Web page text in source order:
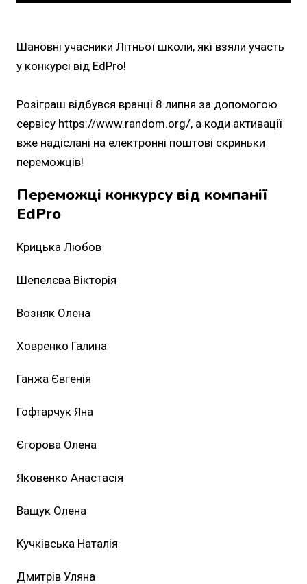
Шановні учасники Літньої школи, які взяли участь
у конкурсі від EdPro!
Розіграш відбувся вранці 8 липня за допомогою
сервісу https://www.random.org/, а коди активації
вже надіслані на електронні поштові скриньки
переможців!
Переможці конкурсу від компанії
EdPro
Крицька Любов
Шепелєва Вікторія
Возняк Олена
Ховренко Галина
Ганжа Євгенія
Гофтарчук Яна
Єгорова Олена
Яковенко Анастасія
Ващук Олена
Кучківська Наталія
Дмитрів Уляна